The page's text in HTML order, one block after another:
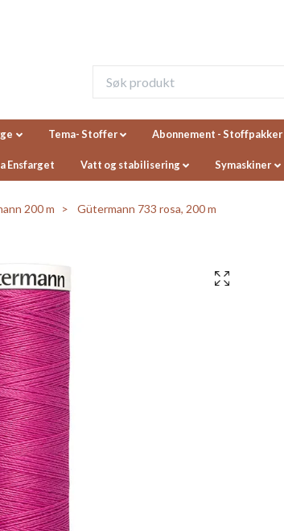
Tema- Stoffer Abonnement - Stoffpakker
Ensfarget Vatt og stabilisering Symaskiner
200 m Gütermann 733 rosa, 200 m